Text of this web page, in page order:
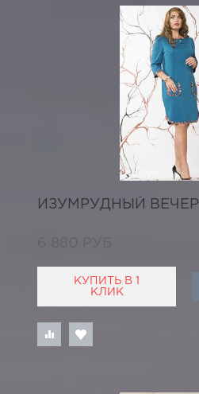
ИЗУМРУДНЫЙ ВЕЧЕР
6 880 РУБ
КУПИТЬ В 1
КЛИК